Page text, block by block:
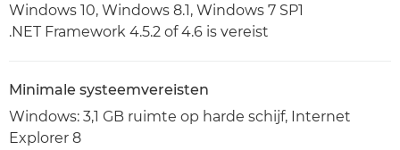
Windows 10, Windows 8.1, Windows 7 SP1
.NET Framework 4.5.2 of 4.6 is vereist
Minimale systeemvereisten
Windows: 3,1 GB ruimte op harde schijf, Internet
Explorer 8